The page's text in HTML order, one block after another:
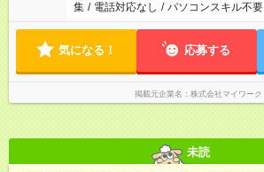
集 / 電話対応なし / パソコンスキル不要
気になる！ 応募する
掲載元企業名 株式会社マイワーク
未読